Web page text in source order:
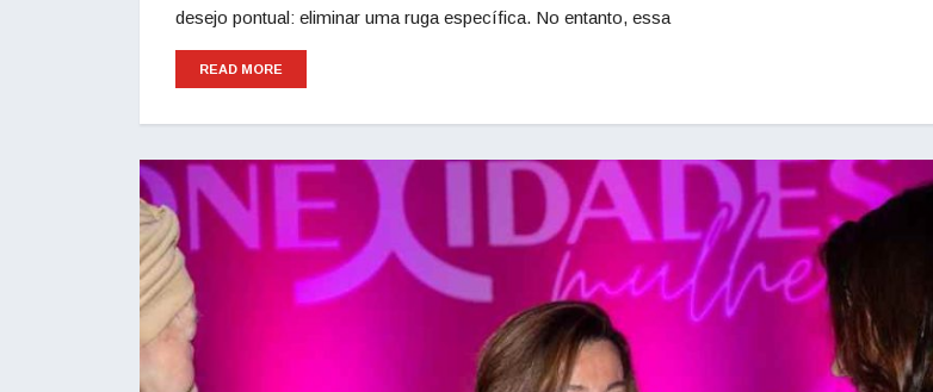
desejo pontual: eliminar uma ruga específica. No entanto, essa
READ MORE